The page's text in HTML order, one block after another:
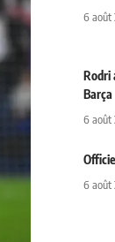
6 août
Rodri
Barça
6 août
6 août